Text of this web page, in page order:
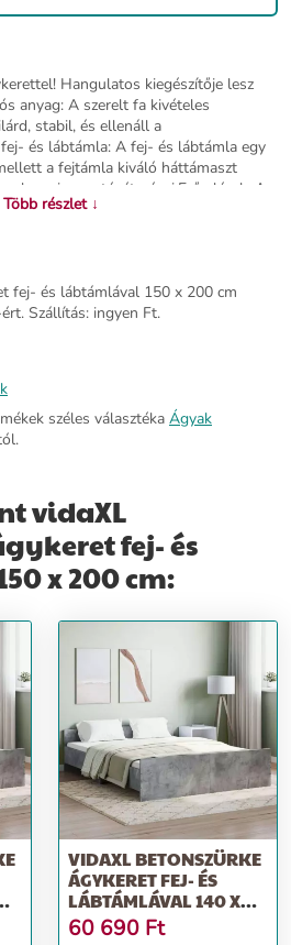
Hangulatos kiegészítője lesz
anyag: A szerelt fa kivételes
stabil, és ellenáll a
és lábtámla: A fej- és lábtámla egy
a fejtámla kiváló háttámaszt
olvasni vagy tévét nézni.Erős lécek: A
biztosítanak, így a matrac a
széles választékát kínáljuk. A
áruházunkban.Színe: betonszürke
fenyőfaLéc anyaga: furnérlemezTeljes
x Szé x Ma)Kompatibilis matrac
(a matrac nincs
igen
Több részlet ↓
fej- és lábtámlával 150 x 200 cm
Szállítás: ingyen Ft.
széles választéka Ágyak
vidaXL
fej- és
x 200 cm:
VIDAXL BETONSZÜRKE
ÁGYKERET FEJ- ÉS
LÁBTÁMLÁVAL 140 X
200 CM
60 690 Ft